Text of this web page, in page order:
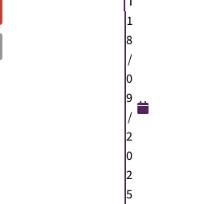
1
8
/
0
9
/
2
0
2
5